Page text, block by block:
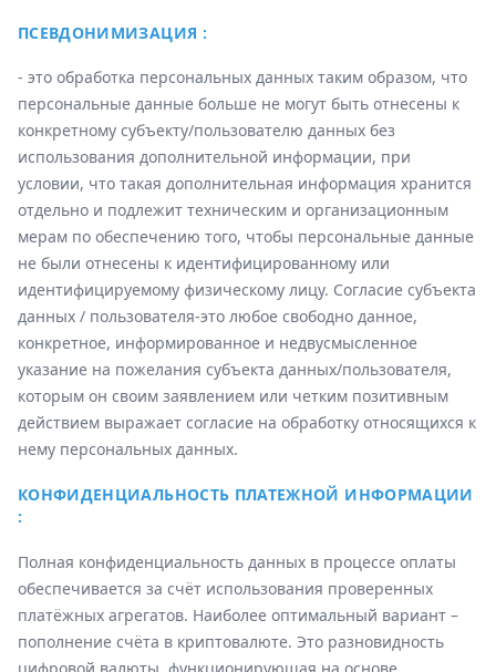
ПСЕВДОНИМИЗАЦИЯ :
- это обработка персональных данных таким образом, что
персональные данные больше не могут быть отнесены к
конкретному субъекту/пользователю данных без
использования дополнительной информации, при
условии, что такая дополнительная информация хранится
отдельно и подлежит техническим и организационным
мерам по обеспечению того, чтобы персональные данные
не были отнесены к идентифицированному или
идентифицируемому физическому лицу. Согласие субъекта
данных / пользователя-это любое свободно данное,
конкретное, информированное и недвусмысленное
указание на пожелания субъекта данных/пользователя,
которым он своим заявлением или четким позитивным
действием выражает согласие на обработку относящихся к
нему персональных данных.
КОНФИДЕНЦИАЛЬНОСТЬ ПЛАТЕЖНОЙ ИНФОРМАЦИИ
:
Полная конфиденциальность данных в процессе оплаты
обеспечивается за счёт использования проверенных
платёжных агрегатов. Наиболее оптимальный вариант –
пополнение счёта в криптовалюте. Это разновидность